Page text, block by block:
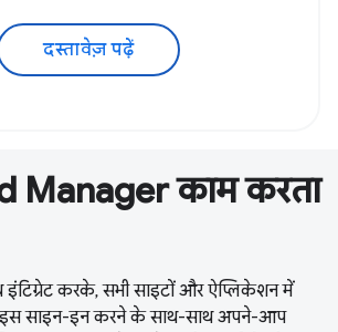
दस्तावेज़ पढ़ें
Manager काम करता
इंटिग्रेट करके, सभी साइटों और ऐप्लिकेशन में
साइन-इन करने के साथ-साथ अपने-आप